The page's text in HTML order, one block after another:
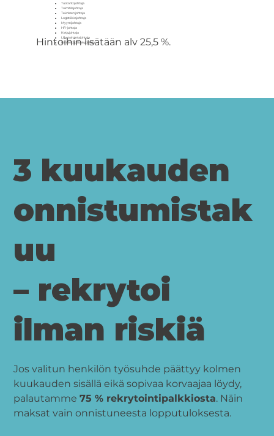
Tuotantojohtaja
Toimitilajohtaja
Tekninen johtaja
Logistiikkajohtaja
Myyntijohtaja
HR-johtaja
Ketjujohtaja
Liiketoimintajohtaja
Kiinteistöpalvelujohtaja
Hintoihin lisätään alv 25,5 %.
3 kuukauden
onnistumistak
uu
– rekrytoi
ilman riskiä
Jos valitun henkilön työsuhde päättyy kolmen
kuukauden sisällä eikä sopivaa korvaajaa löydy,
palautamme75 % rekrytointipalkkiosta. Näin
maksat vain onnistuneesta lopputuloksesta.